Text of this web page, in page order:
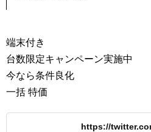
端末付き
台数限定キャンペーン実施中
今なら条件良化
一括 特価
https://